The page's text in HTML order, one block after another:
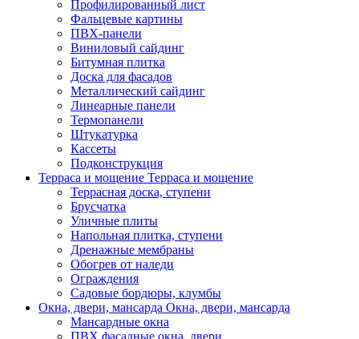
Профилированный лист
Фальцевые картины
ПВХ-панели
Виниловый сайдинг
Битумная плитка
Доска для фасадов
Металлический сайдинг
Линеарные панели
Термопанели
Штукатурка
Кассеты
Подконструкция
Терраса и мощение Терраса и мощение
Террасная доска, ступени
Брусчатка
Уличные плиты
Напольная плитка, ступени
Дренажные мембраны
Обогрев от наледи
Ограждения
Садовые бордюры, клумбы
Окна, двери, мансарда Окна, двери, мансарда
Мансардные окна